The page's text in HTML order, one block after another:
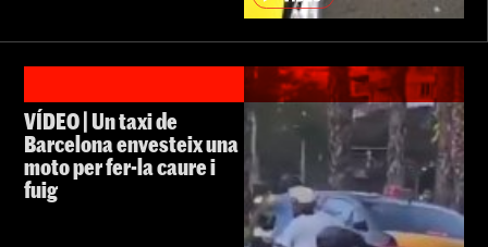
VÍDEO | Un taxi de
Barcelona envesteix una
moto per fer-la caure i
fuig